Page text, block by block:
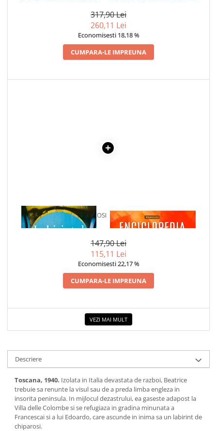
317,90 Lei
260,11 Lei
Economisesti 18,18 %
CUMPARA-LE IMPREUNA
1 x LABIRINTUL DE CHIPAROSI
1 x ENCICLOPEDIA
CRISTALELOR
147,90 Lei
115,11 Lei
Economisesti 22,17 %
CUMPARA-LE IMPREUNA
VEZI MAI MULT
Descriere
Toscana, 1940. Izolata in Italia devastata de razboi, Beatrice
trebuie sa renunte la visul sau de a preda limba engleza in
insorita peninsula. In mijlocul dezastrului, ea gaseste adapost la
Villa delle Colombe si se refugiaza in gradina minunata a
Francescai si a lui Edoardo, care ascunde in inima sa un labirint de
chiparosi.